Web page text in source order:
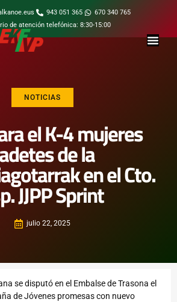
943 051 365
670 340 765
de atención telefónica: 8:30-15:00
NOTICIAS
el K-4 mujeres
de la
en el Cto.
JJPP Sprint
julio 22, 2025
se disputó en el Embalse de Trasona el
de Jóvenes promesas con nuevo